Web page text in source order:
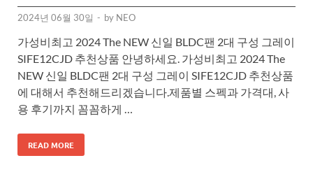
2024년 06월 30일 - by NEO
가성비최고 2024 The NEW 신일 BLDC팬 2대 구성 그레이
SIFE12CJD 추천상품 안녕하세요. 가성비최고 2024 The
NEW 신일 BLDC팬 2대 구성 그레이 SIFE12CJD 추천상품
에 대해서 추천해드리겠습니다.제품별 스펙과 가격대, 사
용 후기까지 꼼꼼하게 …
READ MORE